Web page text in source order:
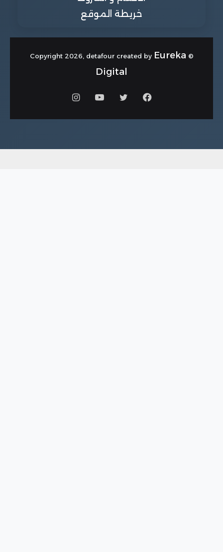
خريطة الموقع
© Copyright 2026, detafour created by
Eureka
Digital
فيسبوكتويتر يوتيوبانستقرام